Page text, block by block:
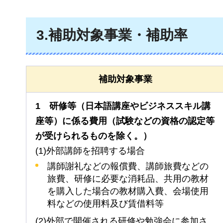
3.補助対象事業・補助率
補助対象事業
1
研修等（日本語講座やビジネススキル講
座等）に係る費用（試験などの資格の認定等
が受けられるものを除く。）
(1)外部講師を招聘する場合
講師謝礼などの報償費、講師旅費などの
旅費、研修に必要な消耗品、共用の教材
を購入した場合の教材購入費、会場使用
料などの使用料及び賃借料等